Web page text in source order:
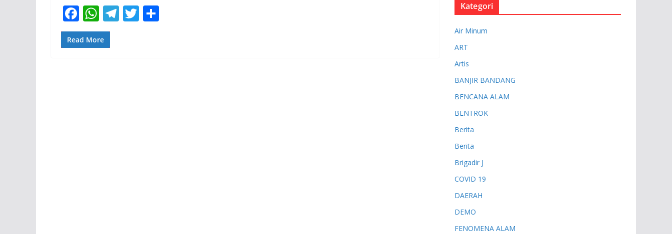
F
ac
e
W
h
at
T T
Read More
Kategori
Air Minum
ART
Artis
BANJIR BANDANG
BENCANA ALAM
BENTROK
Berita
Berita
Brigadir J
COVID 19
DAERAH
DEMO
FENOMENA ALAM